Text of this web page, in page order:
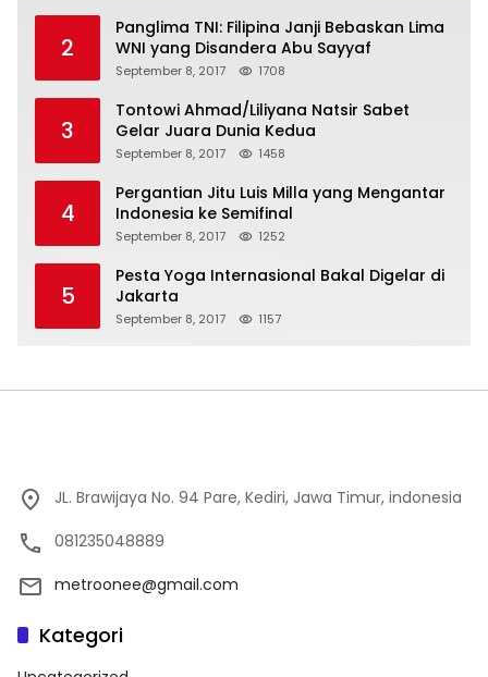
2
Panglima TNI: Filipina Janji Bebaskan Lima
WNI yang Disandera Abu Sayyaf
September 8, 2017 1708
3
Tontowi Ahmad/Liliyana Natsir Sabet
Gelar Juara Dunia Kedua
September 8, 2017 1458
4
Pergantian Jitu Luis Milla yang Mengantar
Indonesia ke Semifinal
September 8, 2017 1252
5
Pesta Yoga Internasional Bakal Digelar di
Jakarta
September 8, 2017 1157
JL. Brawijaya No. 94 Pare, Kediri, Jawa Timur, indonesia
081235048889
metroonee@gmail.com
Kategori